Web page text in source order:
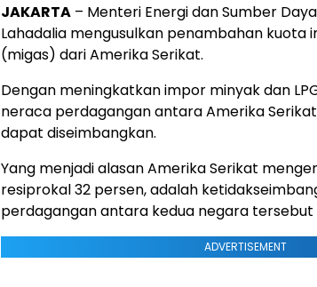
JAKARTA – Menteri Energi dan Sumber
Lahadalia mengusulkan penambahan kuota
(migas) dari Amerika Serikat.
Dengan meningkatkan impor minyak dan
neraca perdagangan antara Amerika
dapat diseimbangkan.
Yang menjadi alasan Amerika Serikat
resiprokal 32 persen, adalah
perdagangan antara kedua negara tersebut
ADVERTISEMENT